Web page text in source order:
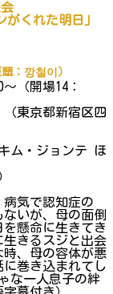
がくれた明日」
題： 깡철이 ）
（開場14：
東京都新宿区四
ム・ジョンテ ほ
気で認知症の
いが、母の面倒
懸命に生きてき
きるスジと出会
時、母の容体が悪
巻き込まれてし
な一人息子の絆